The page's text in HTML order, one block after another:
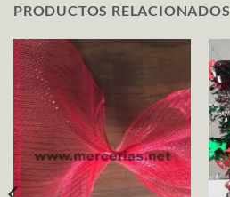
PRODUCTOS RELACIONADOS